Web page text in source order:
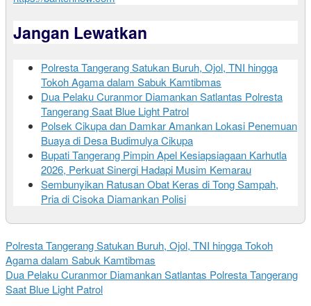
Jangan Lewatkan
Polresta Tangerang Satukan Buruh, Ojol, TNI hingga
Tokoh Agama dalam Sabuk Kamtibmas
Dua Pelaku Curanmor Diamankan Satlantas Polresta
Tangerang Saat Blue Light Patrol
Polsek Cikupa dan Damkar Amankan Lokasi Penemuan
Buaya di Desa Budimulya Cikupa
Bupati Tangerang Pimpin Apel Kesiapsiagaan Karhutla
2026, Perkuat Sinergi Hadapi Musim Kemarau
Sembunyikan Ratusan Obat Keras di Tong Sampah,
Pria di Cisoka Diamankan Polisi
Polresta Tangerang Satukan Buruh, Ojol, TNI hingga Tokoh
Agama dalam Sabuk Kamtibmas
Dua Pelaku Curanmor Diamankan Satlantas Polresta Tangerang
Saat Blue Light Patrol